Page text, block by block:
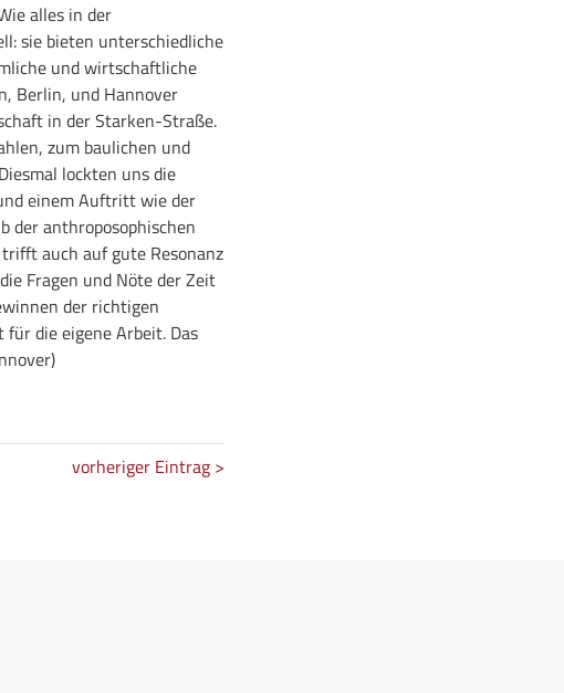
alles in der
sie bieten unterschiedliche
und wirtschaftliche
Berlin, und Hannover
in der Starken-Straße.
zum baulichen und
lockten uns die
einem Auftritt wie der
der anthroposophischen
auch auf gute Resonanz
Fragen und Nöte der Zeit
der richtigen
die eigene Arbeit. Das
vorheriger Eintrag >